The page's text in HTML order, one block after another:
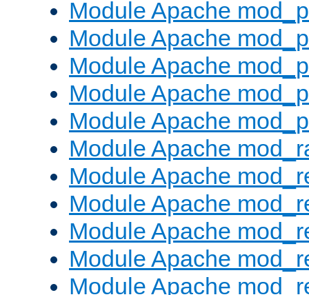
Module Apache
Module Apache
Module Apache
Module Apache
Module Apache
Module Apache
Module Apache
Module Apache
Module Apache
Module Apache
Module Apache